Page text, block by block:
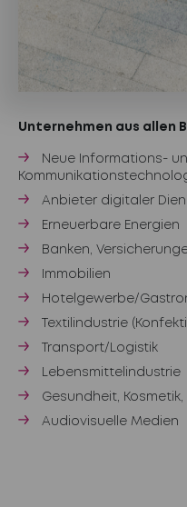
Unternehmen aus allen
Neue Informations-
Anbieter digitaler
Erneuerbare Energien
Banken,
Immobilien
Hotelgewerbe/
Textilindustrie
Transport/Logistik
Lebensmittelindustrie
Gesundheit,
Audiovisuelle Medien